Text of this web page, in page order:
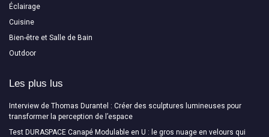
Éclairage
Cuisine
Bien-être et Salle de Bain
Outdoor
Les plus lus
Interview de Thomas Durantel : Créer des sculptures lumineuses pour
transformer la perception de l’espace
Test DURASPACE Canapé Modulable en U : le gros nuage en velours qui